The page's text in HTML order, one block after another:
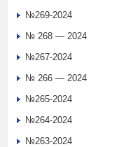
№269-2024
№ 268 — 2024
№267-2024
№ 266 — 2024
№265-2024
№264-2024
№263-2024